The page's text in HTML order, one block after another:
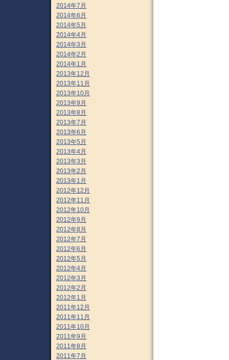
2014年7月
2014年6月
2014年5月
2014年4月
2014年3月
2014年2月
2014年1月
2013年12月
2013年11月
2013年10月
2013年9月
2013年8月
2013年7月
2013年6月
2013年5月
2013年4月
2013年3月
2013年2月
2013年1月
2012年12月
2012年11月
2012年10月
2012年9月
2012年8月
2012年7月
2012年6月
2012年5月
2012年4月
2012年3月
2012年2月
2012年1月
2011年12月
2011年11月
2011年10月
2011年9月
2011年8月
2011年7月